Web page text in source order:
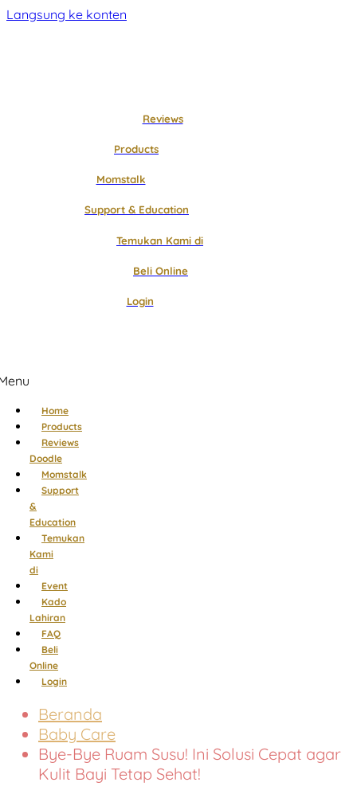
Langsung ke konten
Reviews
Products
Momstalk
Support & Education
Temukan Kami di
Beli Online
Login
Home
Products
Reviews
Doodle
Momstalk
Support
&
Education
Temukan
Kami
di
Event
Kado
Lahiran
FAQ
Beli
Online
Login
Beranda
Baby Care
Bye-Bye Ruam Susu! Ini Solusi Cepat agar
Kulit Bayi Tetap Sehat!